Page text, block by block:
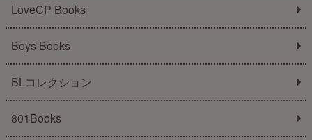
LoveCP Books
Boys Books
BLコレクション
801Books